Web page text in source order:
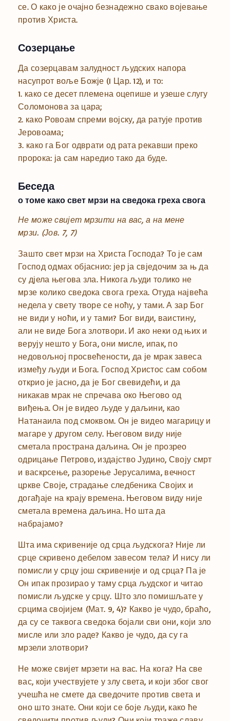
се. О како је очајно безнадежно свако војевање
против Христа.
Созерцање
Да созерцавам залудност људских напора
насупрот воље Божје (I Цар. 12), и то:
1. како се десет племена оцепише и узеше слугу
Соломонова за цара;
2. како Ровоам спреми војску, да ратује против
Јеровоама;
3. како га Бог одврати од рата рекавши преко
пророка: ја сам наредио тако да буде.
Беседа
о томе како свет мрзи на сведока греха свога
Не може свијет мрзити на вас, а на мене
мрзи. (Јов. 7, 7)
Зашто свет мрзи на Христа Господа? То је сам
Господ одмах објаснио: јер ја свједочим за њ да
су дјела његова зла. Никога људи толико не
мрзе колико сведока свога греха. Отуда највећа
недела у свету творе се ноћу, у тами. А зар Бог
не види у ноћи, и у тами? Бог види, ваистину,
али не виде Бога злотвори. И ако неки од њих и
верују нешто у Бога, они мисле, ипак, по
недовољној просвећености, да је мрак завеса
између људи и Бога. Господ Христос сам собом
открио је јасно, да је Бог свевидећи, и да
никакав мрак не спречава око Његово од
виђења. Он је видео људе у даљини, као
Натанаила под смоквом. Он је видео магарицу и
магаре у другом селу. Његовом виду није
сметала пространа даљина. Он је прозрео
одрицање Петрово, издајство Јудино, Своју смрт
и васкрсење, разорење Јерусалима, вечност
цркве Своје, страдање следбеника Својих и
догађаје на крају времена. Његовом виду није
сметала времена даљина. Но шта да
набрајамо?
Шта има скривеније од срца људскога? Није ли
срце скривено дебелом завесом тела? И нису ли
помисли у срцу још скривеније и од срца? Па је
Он ипак прозирао у таму срца људског и читао
помисли људске у срцу. Што зло помишљате у
срцима својијем (Мат. 9, 4)? Какво је чудо, браћо,
да су се таквога сведока бојали сви они, који зло
мисле или зло раде? Какво је чудо, да су га
мрзели злотвори?
Не може свијет мрзети на вас. На кога? На све
вас, који учествујете у злу света, и који због свог
учешћа не смете да сведочите против света и
оно што знате. Они који се боје људи, како ће